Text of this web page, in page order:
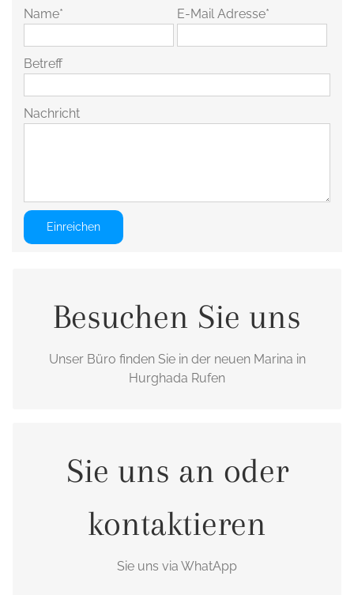
Name* E-Mail Adresse*
Betreff
Nachricht
Besuchen Sie uns
Unser Büro finden Sie in der neuen Marina in
Hurghada Rufen
POSTFACH BOX: 395, HURGHADA,
ROTES MEER, ÄGYPTEN
P.O. Box: 395, Hurghada, Red Sea, Egypt
Sie uns an oder
kontaktieren
Sie uns via WhatApp